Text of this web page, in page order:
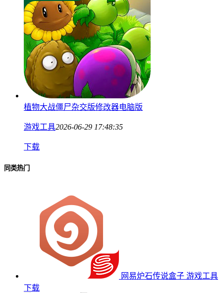
植物大战僵尸杂交版修改器电脑版
游戏工具2026-06-29 17:48:35
下载
同类热门
网易炉石传说盒子 游戏工具
下载